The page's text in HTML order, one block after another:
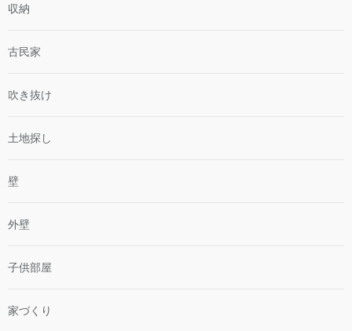
収納
古民家
吹き抜け
土地探し
壁
外壁
子供部屋
家づくり